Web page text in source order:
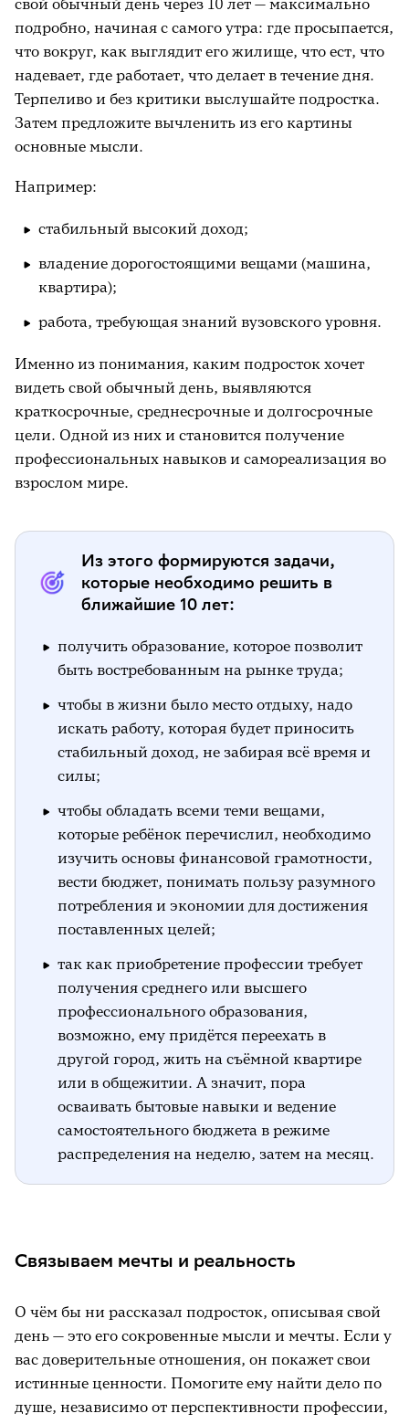
Напиши.
8. Что именно тебе нравится в выбранных
профессиях? Напиши.
9. Выбрал(а) ли ты конкретную профессию,
и если да, то какую? Напиши.
10. Что ты знаешь о своей будущей
профессии? Напиши.
Предмет, содержание и условия труда:
Профессионально важные качества:
Где можно получить профессию:
труда:
профессии? Подчеркни.
Самостоятельно принял(а) решение;
посоветовали педагоги ЦССВ;
помог психолог-консультант.
12. Если ты ещё не выбрал(а) профессию,
то почему? Подчеркни.
Плохо знаю мир профессий;
вариантов;
не знаю, как выбирать профессию.
свой обычный день через 10 лет — максимально
подробно, начиная с самого утра: где просыпается,
что вокруг, как выглядит его жилище, что ест, что
надевает, где работает, что делает в течение дня.
Терпеливо и без критики выслушайте подростка.
Затем предложите вычленить из его картины
основные мысли.
Например:
стабильный высокий доход;
владение дорогостоящими вещами (машина,
квартира);
работа, требующая знаний вузовского уровня.
Именно из понимания, каким подросток хочет
видеть свой обычный день, выявляются
краткосрочные, среднесрочные и долгосрочные
цели. Одной из них и становится получение
профессиональных навыков и самореализация во
взрослом мире.
Из этого формируются задачи,
которые необходимо решить в
ближайшие 10 лет:
получить образование, которое позволит
быть востребованным на рынке труда;
чтобы в жизни было место отдыху, надо
искать работу, которая будет приносить
стабильный доход, не забирая всё время и
силы;
чтобы обладать всеми теми вещами,
которые ребёнок перечислил, необходимо
изучить основы финансовой грамотности,
вести бюджет, понимать пользу разумного
потребления и экономии для достижения
поставленных целей;
так как приобретение профессии требует
получения среднего или высшего
профессионального образования,
возможно, ему придётся переехать в
другой город, жить на съёмной квартире
или в общежитии. А значит, пора
осваивать бытовые навыки и ведение
самостоятельного бюджета в режиме
распределения на неделю, затем на месяц.
Связываем мечты и реальность
О чём бы ни рассказал подросток, описывая свой
день — это его сокровенные мысли и мечты. Если у
вас доверительные отношения, он покажет свои
истинные ценности. Помогите ему найти дело по
душе, независимо от перспективности профессии,